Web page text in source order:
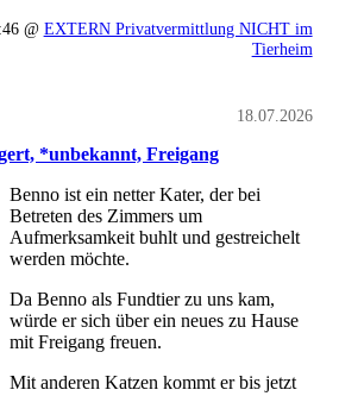
@ EXTERN Privatvermittlung NICHT im
Tierheim
18.07.2026
*unbekannt, Freigang
Benno ist ein netter Kater, der bei
Betreten des Zimmers um
Aufmerksamkeit buhlt und gestreichelt
werden möchte.
Da Benno als Fundtier zu uns kam,
würde er sich über ein neues zu Hause
mit Freigang freuen.
Mit anderen Katzen kommt er bis jetzt